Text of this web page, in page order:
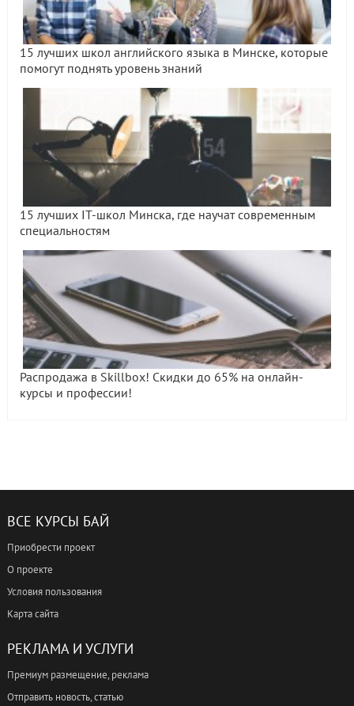
15 лучших школ английского языка в Минске, которые
помогут поднять уровень знаний
15 лучших IT-школ Минска, где научат современным
специальностям
Распродажа в Skillbox! Скидки до 65% на онлайн-
курсы и профессии!
ВСЕ КУРСЫ БАЙ
Приобрести проект
О проекте
Условия пользования
Карта сайта
РЕКЛАМА И УСЛУГИ
Премиум размещение, реклама
Отправить новость, статью